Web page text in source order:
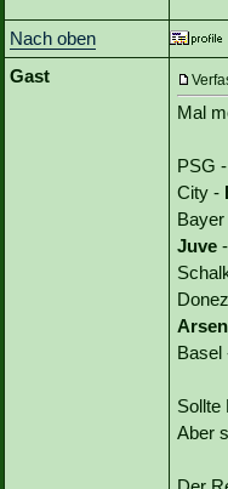
Nach oben
Gast
Mal
PSG -
City -
Bayer
Juve
Basel
Sollte
Aber